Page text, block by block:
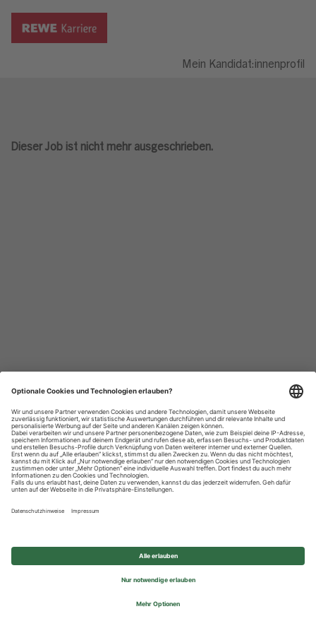
Mein Kandidat:innenprofil
Dieser Job ist nicht mehr ausgeschrieben.
Datenschutzhinweise
Impressum
Privatsphäre-Einstellungen
© 2026 REWE Group - All rights reserved